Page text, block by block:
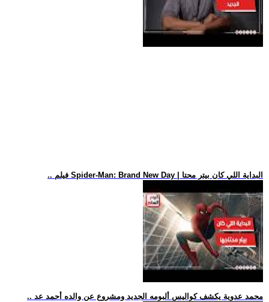
.. فيلم Spider-Man: Brand New Day | البداية اللي كان بيتر محتا
.. محمد عدوية يكشف كواليس ألبومه الجديد ومشروع عن والده أحمد عد